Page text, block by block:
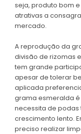
seja, produto bom
atrativas a
mercado.
A reprodução da
divisão de rizomas
tem grande
apesar de tolerar
aplicada
grama esmeralda
necessita de
crescimento lento.
preciso realizar